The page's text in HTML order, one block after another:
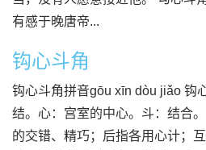
有感于晚唐帝...
钩心斗角
钩心斗角拼音gōu xīn dòu jiǎo 钩
结。心：宫室的中心。斗：结合
的交错、精巧；后指各用心计；